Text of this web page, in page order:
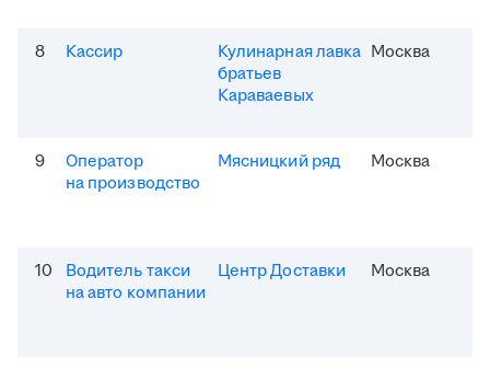
8 Кассир
Кулинарная лавка
братьев
Караваевых
Москва
9
Оператор
на производство
Мясницкий ряд Москва
10
Водитель такси
на авто компании
Центр Доставки Москва